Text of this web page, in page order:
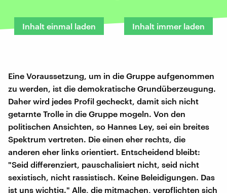
Inhalt einmal laden Inhalt immer laden
Eine Voraussetzung, um in die Gruppe aufgenommen
zu werden, ist die demokratische Grundüberzeugung.
Daher wird jedes Profil gecheckt, damit sich nicht
getarnte Trolle in die Gruppe mogeln. Von den
politischen Ansichten, so Hannes Ley, sei ein breites
Spektrum vertreten. Die einen eher rechts, die
anderen eher links orientiert. Entscheidend bleibt:
"Seid differenziert, pauschalisiert nicht, seid nicht
sexistisch, nicht rassistisch. Keine Beleidigungen. Das
ist uns wichtig." Alle, die mitmachen, verpflichten sich